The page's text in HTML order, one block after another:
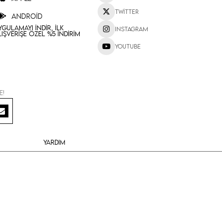
Android
İndir, İlk
Özel %5 İndirim
Twitter
Instagram
Youtube
Yardım